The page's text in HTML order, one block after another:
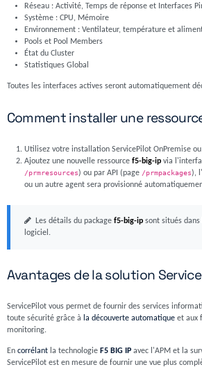
Réseau : Activité, Temps de réponse et Interfaces
Système : CPU, Mémoire
Environnement : Ventilateur, température et
Pools et Pool Members
État du Cluster
Statistiques Global
Toutes les interfaces actives seront automatiquement
Comment installer une
Utilisez votre installation ServicePilot OnPremise
Ajoutez une nouvelle ressourcef5-big-ip via
/prmresources) ou par API (page /prmpackages),
ou un autre agent sera provisionné
Les détails du package f5-big-ipsont situés dans
logiciel.
Avantages de la solution
ServicePilot vous permet de fournir des services
toute sécurité grâce à la découverte automatiqueet aux
monitoring.
En corrélantla technologie F5 BIG IPavec l'APM et la
ServicePilot est en mesure de fournir une vue plus